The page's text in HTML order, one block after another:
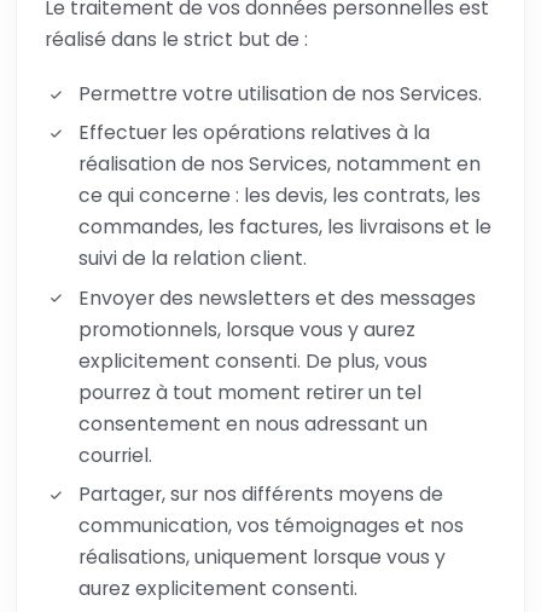
Le traitement de vos données personnelles est
réalisé dans le strict but de :
Permettre votre utilisation de nos Services.
Effectuer les opérations relatives à la
réalisation de nos Services, notamment en
ce qui concerne : les devis, les contrats, les
commandes, les factures, les livraisons et le
suivi de la relation client.
Envoyer des newsletters et des messages
promotionnels, lorsque vous y aurez
explicitement consenti. De plus, vous
pourrez à tout moment retirer un tel
consentement en nous adressant un
courriel.
Partager, sur nos différents moyens de
communication, vos témoignages et nos
réalisations, uniquement lorsque vous y
aurez explicitement consenti.